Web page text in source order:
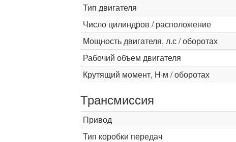
Тип двигателя
Число цилиндров / расположение
Мощность двигателя, л.с / оборотах
Рабочий объем двигателя
Крутящий момент, Н·м / оборотах
Трансмиссия
Привод
Тип коробки передач